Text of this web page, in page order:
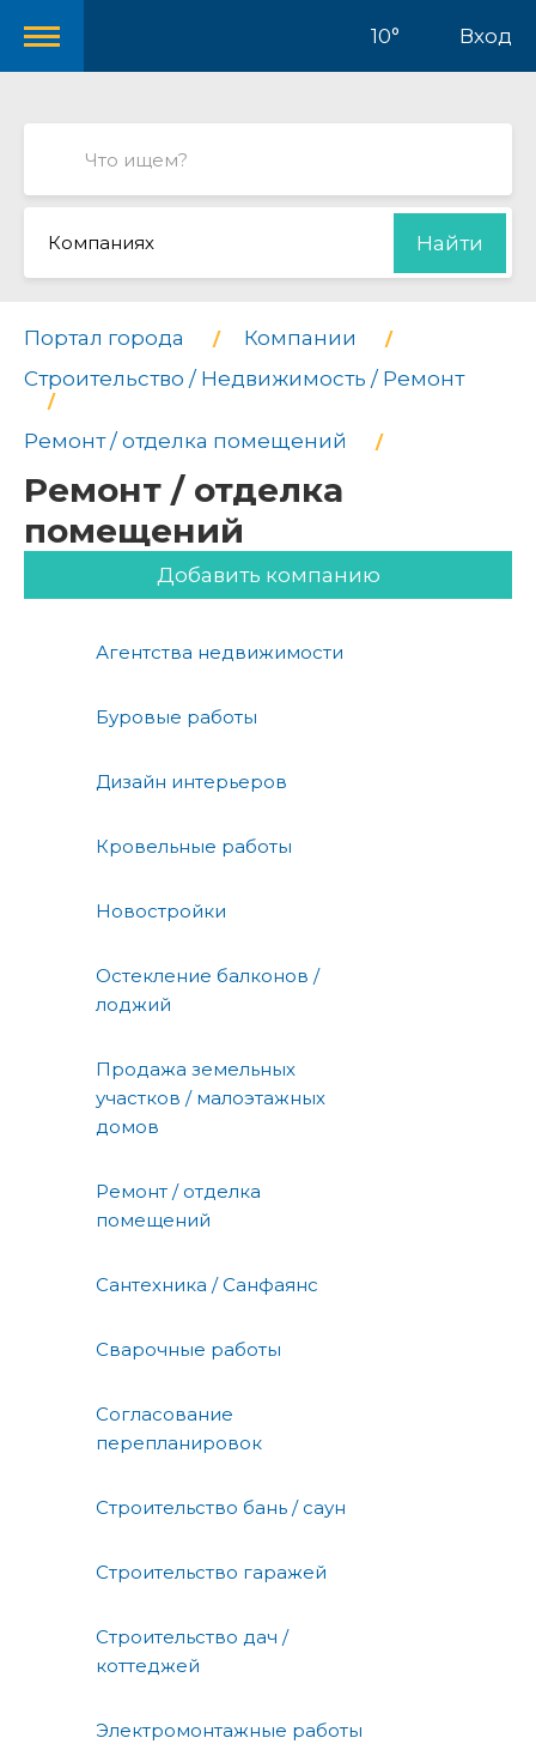
10° Вход
Компаниях Найти
Портал города
Компании
Строительство / Недвижимость / Ремонт
Ремонт / отделка помещений
Ремонт / отделка
помещений
Добавить компанию
Агентства недвижимости
Буровые работы
Дизайн интерьеров
Кровельные работы
Новостройки
Остекление балконов /
лоджий
Продажа земельных
участков / малоэтажных
домов
Ремонт / отделка
помещений
Сантехника / Санфаянс
Сварочные работы
Согласование
перепланировок
Строительство бань / саун
Строительство гаражей
Строительство дач /
коттеджей
Электромонтажные работы